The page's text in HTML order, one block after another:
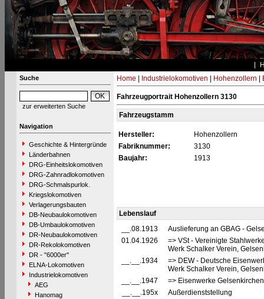
Suche
zur erweiterten Suche
Navigation
Geschichte & Hintergründe
Länderbahnen
DRG-Einheitslokomotiven
DRG-Zahnradlokomotiven
DRG-Schmalspurlok.
Kriegslokomotiven
Verlagerungsbauten
DB-Neubaulokomotiven
DB-Umbaulokomotiven
DR-Neubaulokomotiven
DR-Rekolokomotiven
DR - "6000er"
ELNA-Lokomotiven
Industrielokomotiven
AEG
Hanomag
Home Industrielokomotiven Hohenzollern
Fahrzeugportrait Hohenzollern 3130
Fahrzeugstamm
Hersteller:
Hohenzollern
Fabriknummer:
3130
Baujahr:
1913
Lebenslauf
__.08.1913
Auslieferung an GBAG -
01.04.1926
=> VSt - Vereinigte
Werk Schalker Verein,
__.__.1934
=> DEW - Deutsche
Werk Schalker Verein,
__.__.1947
=> Eisenwerke
__.__.195x
Außerdienststellung